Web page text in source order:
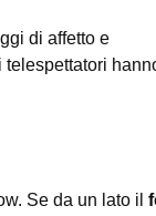
di affetto e
telespettatori
Se da un lato il